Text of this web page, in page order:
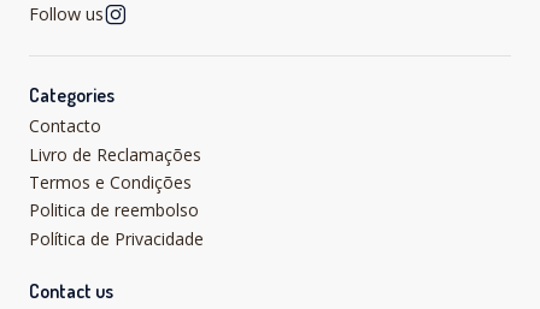
Follow us
Categories
Contacto
Livro de Reclamações
Termos e Condições
Politica de reembolso
Política de Privacidade
Contact us